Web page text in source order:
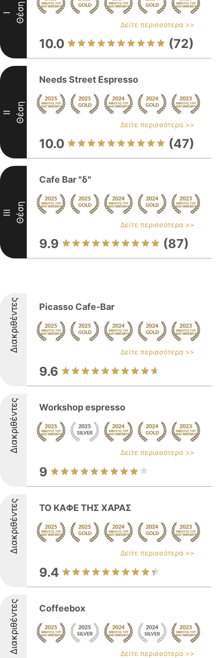
I Θέση
Δείτε περισσότερα >>
10.0 (72)
II Θέση
Needs Street Espresso
Δείτε περισσότερα >>
10.0 (47)
III Θέση
Cafe Bar "δ"
Δείτε περισσότερα >>
9.9 (87)
Διακριθέντες Picasso Cafe-Bar
Δείτε περισσότερα >>
9.6
Διακριθέντες Workshop espresso
Δείτε περισσότερα >>
9
Διακριθέντες ΤΟ ΚΑΦΕ ΤΗΣ ΧΑΡΑΣ
Δείτε περισσότερα >>
9.4
Διακριθέντες Coffeebox
Δείτε περισσότερα >>